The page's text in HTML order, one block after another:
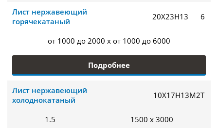
Лист нержавеющий
горячекатаный
20Х23Н13 6
от 1000 до 2000 x от 1000 до 6000
Подробнее
Лист нержавеющий
холоднокатаный
10Х17Н13М2Т
1.5 1500 x 3000